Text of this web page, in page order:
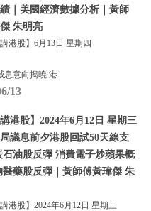
｜美國經濟數據分析｜黃師
朱明亮
講港股】6月13日 星期四
息意向揭曉 港
13
講港股】2024年6月12日 星期三
局議息前夕港股回試50天線支
石油股反彈 消費電子炒蘋果概
醫藥股反彈｜黃師傅黃瑋傑 朱
講港股】2024年6月12日 星期三